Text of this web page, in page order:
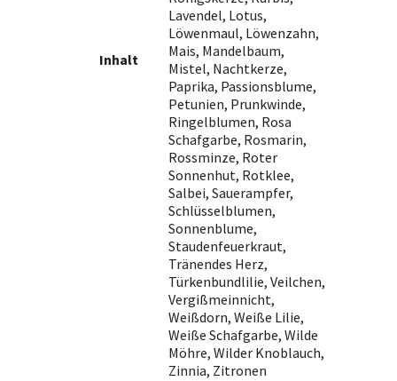
Inhalt
Lavendel, Lotus,
Löwenmaul, Löwenzahn,
Mais, Mandelbaum,
Mistel, Nachtkerze,
Paprika, Passionsblume,
Petunien, Prunkwinde,
Ringelblumen, Rosa
Schafgarbe, Rosmarin,
Rossminze, Roter
Sonnenhut, Rotklee,
Salbei, Sauerampfer,
Schlüsselblumen,
Sonnenblume,
Staudenfeuerkraut,
Tränendes Herz,
Türkenbundlilie, Veilchen,
Vergißmeinnicht,
Weißdorn, Weiße Lilie,
Weiße Schafgarbe, Wilde
Möhre, Wilder Knoblauch,
Zinnia, Zitronen